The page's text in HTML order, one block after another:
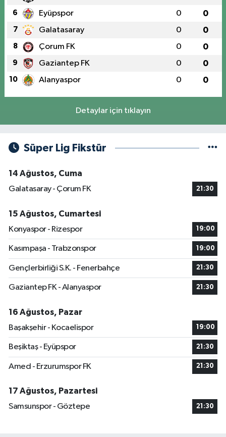
6 Eyüpspor 0 0
7 Galatasaray 0 0
8 Çorum FK 0 0
9 Gaziantep FK 0 0
10 Alanyaspor 0 0
Detaylar için tıklayın
Süper Lig Fikstür
14 Ağustos, Cuma
Galatasaray - Çorum FK
21:30
15 Ağustos, Cumartesi
Konyaspor - Rizespor
19:00
Kasımpaşa - Trabzonspor 19:00
Gençlerbirliği S.K. - Fenerbahçe 21:30
Gaziantep FK - Alanyaspor 21:30
16 Ağustos, Pazar
Başakşehir - Kocaelispor
19:00
Beşiktaş - Eyüpspor 21:30
Amed - Erzurumspor FK 21:30
17 Ağustos, Pazartesi
Samsunspor - Göztepe
21:30